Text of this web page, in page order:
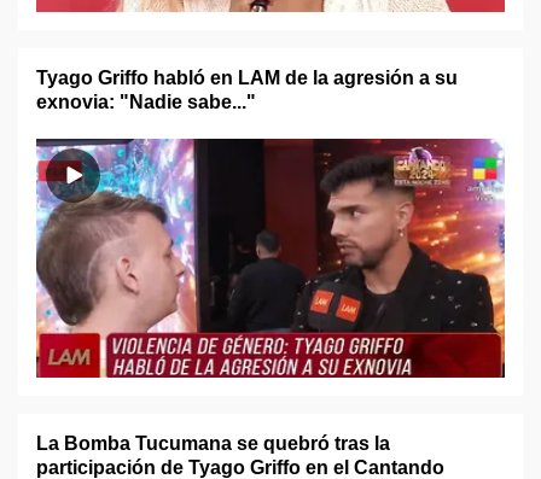
Tyago Griffo habló en LAM de la agresión a su
exnovia: "Nadie sabe..."
La Bomba Tucumana se quebró tras la
participación de Tyago Griffo en el Cantando